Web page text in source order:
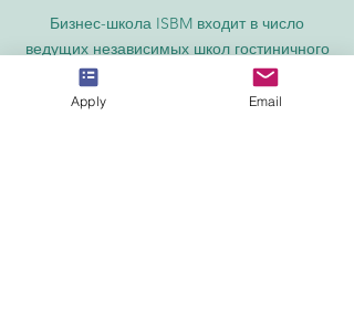
Бизнес-школа ISBM входит в число
ведущих независимых школ гостиничного
и бизнес-менеджмента в Швейцарии.
Академия OUS в Лондоне официально
Apply Email